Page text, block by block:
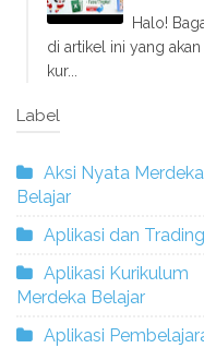
Halo!
di artikel ini yang
kur...
Label
Aksi Nyata Merdeka
Belajar
Aplikasi dan Trading
Aplikasi Kurikulum
Merdeka Belajar
Aplikasi